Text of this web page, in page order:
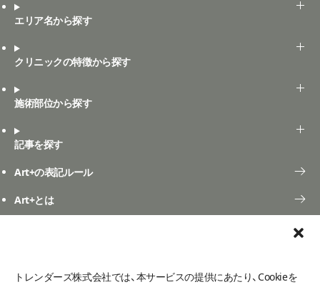
トレンダーズ株式会社では、本サービスの提供にあたり、Cookieを
エリア名から探す
クリニックの特徴から探す
施術部位から探す
記事を探す
Art+の表記ルール
Art+とは
利用者情報の外部送信について
メディア掲載 プライバシーポリシー